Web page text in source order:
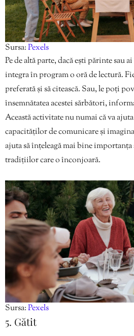
Sursa:Pexels
Pe de altă parte, dacă ești părinte sau
integra în program o oră de lectură.
preferată și să citească. Sau, le poți
însemnătatea acestei sărbători,
Această activitate nu numai că va
capacităților de comunicare și
ajuta să înțeleagă mai bine importanța
tradițiilor care o înconjoară.
Sursa:Pexels
5. Gătit